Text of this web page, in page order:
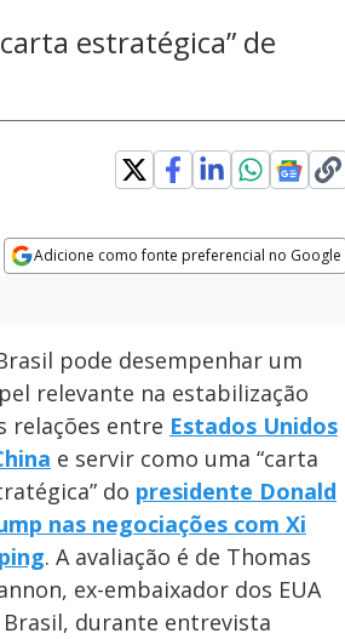
estratégica” de
Adicione como fonte preferencial no Google
pode desempenhar um
relevante na estabilização
relações entre Estados Unidos
e servir como uma “carta
do presidente Donald
nas negociações com Xi
. A avaliação é de Thomas
ex-embaixador dos EUA
Brasil, durante entrevista